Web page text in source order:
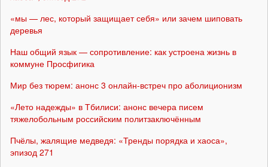
«мы — лес, который защищает себя» или зачем шиповать
деревья
Наш общий язык — сопротивление: как устроена жизнь в
коммуне Просфигика
Мир без тюрем: анонс 3 онлайн-встреч про аболиционизм
«Лето надежды» в Тбилиси: анонс вечера писем
тяжелобольным российским политзаключённым
Пчёлы, жалящие медведя: «Тренды порядка и хаоса»,
эпизод 271